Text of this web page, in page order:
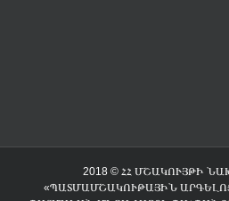
2018 © ՀՀ ՄՇԱԿՈՒՅԹԻ
«ՊԱՏՄԱՄՇԱԿՈՒԹԱՅԻՆ